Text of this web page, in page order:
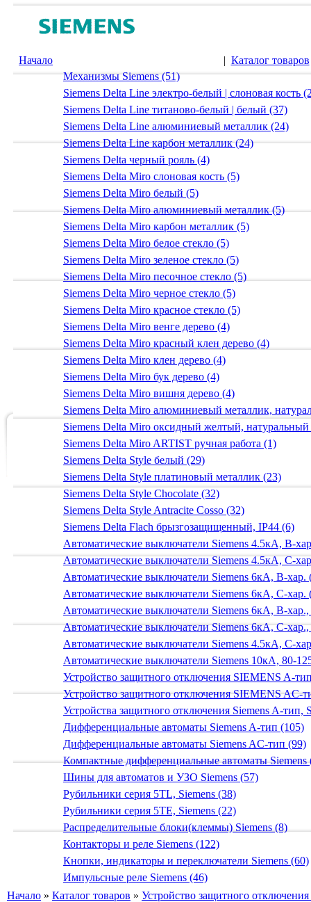
Начало | Каталог товаров
Механизмы Siemens (51)
Siemens Delta Line электро-белый | слоновая кость
Siemens Delta Line титаново-белый | белый (37)
Siemens Delta Line алюминиевый металлик (24)
Siemens Delta Line карбон металлик (24)
Siemens Delta черный рояль (4)
Siemens Delta Miro слоновая кость (5)
Siemens Delta Miro белый (5)
Siemens Delta Miro алюминиевый металлик (5)
Siemens Delta Miro карбон металлик (5)
Siemens Delta Miro белое стекло (5)
Siemens Delta Miro зеленое стекло (5)
Siemens Delta Miro песочное стекло (5)
Siemens Delta Miro черное стекло (5)
Siemens Delta Miro красное стекло (5)
Siemens Delta Miro венге дерево (4)
Siemens Delta Miro красный клен дерево (4)
Siemens Delta Miro клен дерево (4)
Siemens Delta Miro бук дерево (4)
Siemens Delta Miro вишня дерево (4)
Siemens Delta Miro алюминиевый металлик,
Siemens Delta Miro оксидный желтый,
Siemens Delta Miro ARTIST ручная работа (1)
Siemens Delta Style белый (29)
Siemens Delta Style платиновый металлик (23)
Siemens Delta Style Chocolate (32)
Siemens Delta Style Antracite Cosso (32)
Siemens Delta Flach брызгозащищенный, IP44 (6)
Автоматические выключатели Siemens 4.5кА, B-
Автоматические выключатели Siemens 4.5кА, C-
Автоматические выключатели Siemens 6кА, B-хар.
Автоматические выключатели Siemens 6кА, С-хар.
Автоматические выключатели Siemens 6кА, B-
Автоматические выключатели Siemens 6кА, C-
Автоматические выключатели Siemens 4.5кА, C-
Автоматические выключатели Siemens 10кА, 80-
Устройство защитного отключения SIEMENS A-
Устройство защитного отключения SIEMENS AС-
Устройства защитного отключения Siemens A-тип,
Дифференциальные автоматы Siemens A-тип (105)
Дифференциальные автоматы Siemens AС-тип (99)
Компактные дифференциальные автоматы Siemens
Шины для автоматов и УЗО Siemens (57)
Рубильники серия 5TL, Siemens (38)
Рубильники серия 5TE, Siemens (22)
Распределительные блоки(клеммы) Siemens (8)
Контакторы и реле Siemens (122)
Кнопки, индикаторы и переключатели Siemens (60)
Импульсные реле Siemens (46)
Начало » Каталог товаров » Устройство защитного